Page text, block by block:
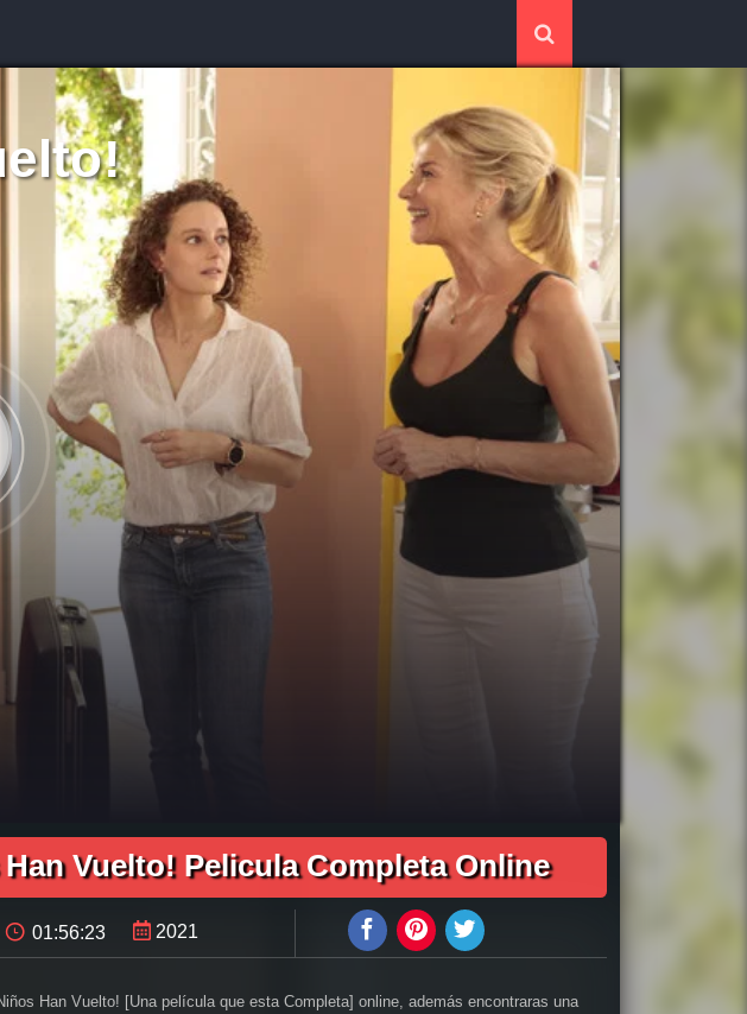
trailer en español Dios Mío ¡Los Niños Han Vuelto!, Dios Mío ¡Los Niños Han Vuelto! trailer español latino, Dios Mío ¡Los Niños Han Vuelto! descargar torrent gratis, descargar pelicula completa Dios Mío ¡Los Niños
completa mega, descargar Dios Mío ¡Los Niños Han Vuelto! pelicula completa gratis, Dios Mío ¡Los Niños Han Vuelto! descargar pelicula completa gratis, Dios Mío ¡Los Niños Han Vuelto! descargar pelicula completa hd,
Mío ¡Los Niños Han Vuelto! online, ver Dios Mío ¡Los Niños Han Vuelto! online megavideo, ver pelicula Dios Mío ¡Los Niños Han Vuelto! online gratis, ver online Dios Mío ¡Los Niños Han Vuelto!, Dios Mío ¡Los Niños Han
Online, Pelicula Dios Mío ¡Los Niños Han Vuelto! Español Online, Pelicula Dios Mío ¡Los Niños Han Vuelto! Subtitulado,
Vuelto! Pelicula Completa Online
01:56:23 2021
Han Vuelto! [Una película que esta Completa] online, además encontraras una